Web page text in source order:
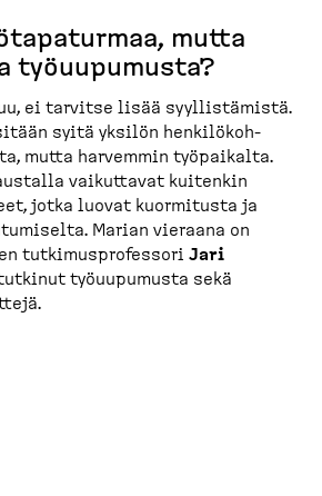
mutta
työuupumusta?
ei tarvitse lisää syyllis­tämistä.
syitä yksilön henkilö­koh­
mutta harvemmin työpaikalta.
vaikuttavat kuitenkin
jotka luovat kuormitusta ja
Marian vieraana on
tutkimus­pro­fessori Jari
työuupumusta sekä